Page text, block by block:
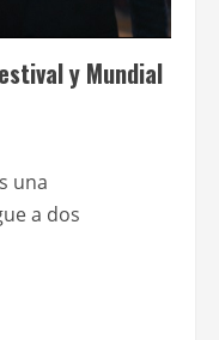
y Mundial
una
a dos